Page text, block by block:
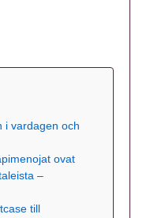
i vardagen och
ovat
–
till